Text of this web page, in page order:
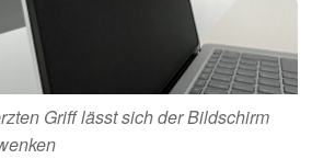
Griff lässt sich der Bildschirm